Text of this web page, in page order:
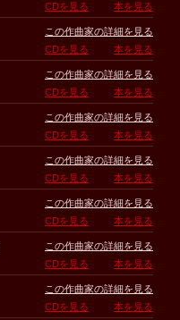
CDを見る
本を見る
この作曲家の詳細を見る
CDを見る
本を見る
この作曲家の詳細を見る
CDを見る
本を見る
この作曲家の詳細を見る
CDを見る
本を見る
この作曲家の詳細を見る
CDを見る
本を見る
この作曲家の詳細を見る
CDを見る
本を見る
この作曲家の詳細を見る
CDを見る
本を見る
この作曲家の詳細を見る
CDを見る
本を見る